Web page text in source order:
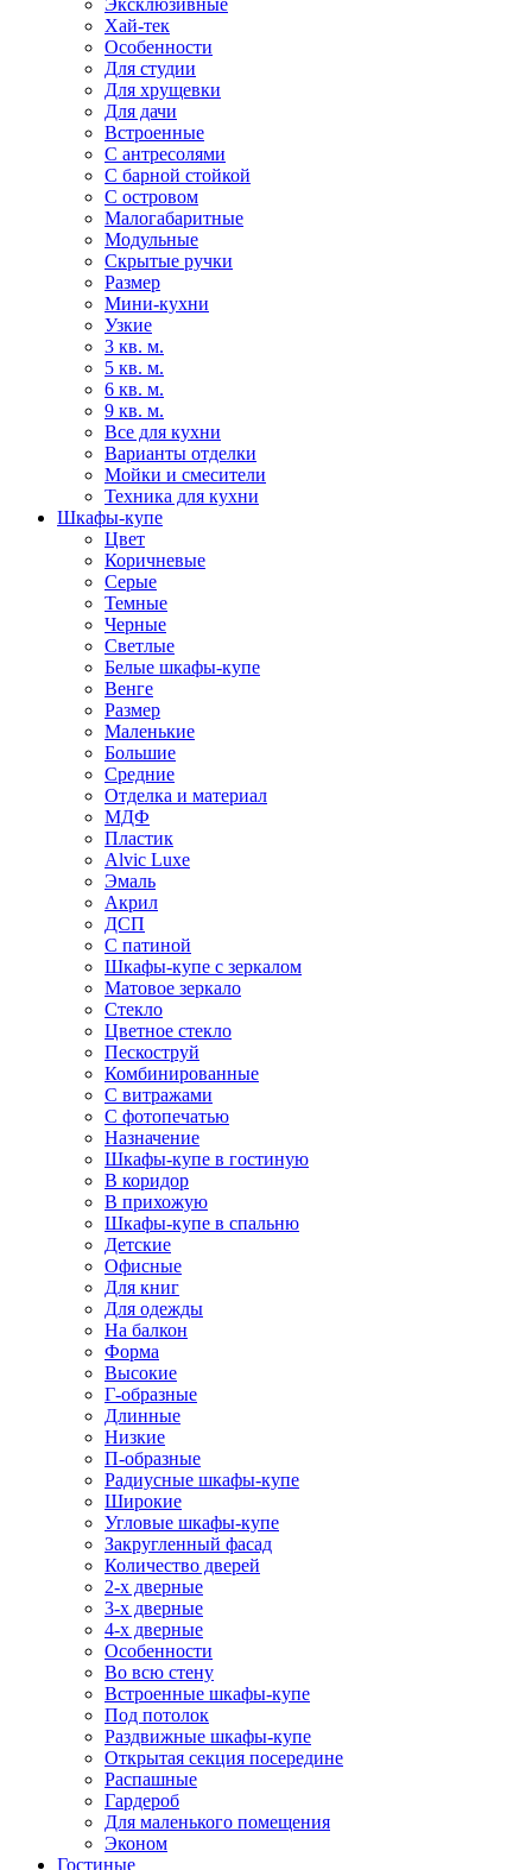
Эксклюзивные
Хай-тек
Особенности
Для студии
Для хрущевки
Для дачи
Встроенные
С антресолями
С барной стойкой
С островом
Малогабаритные
Модульные
Скрытые ручки
Размер
Мини-кухни
Узкие
3 кв. м.
5 кв. м.
6 кв. м.
9 кв. м.
Все для кухни
Варианты отделки
Мойки и смесители
Техника для кухни
Шкафы-купе
Цвет
Коричневые
Серые
Темные
Черные
Светлые
Белые шкафы-купе
Венге
Размер
Маленькие
Большие
Средние
Отделка и материал
МДФ
Пластик
Alvic Luxe
Эмаль
Акрил
ДСП
С патиной
Шкафы-купе с зеркалом
Матовое зеркало
Стекло
Цветное стекло
Пескоструй
Комбинированные
С витражами
С фотопечатью
Назначение
Шкафы-купе в гостиную
В коридор
В прихожую
Шкафы-купе в спальню
Детские
Офисные
Для книг
Для одежды
На балкон
Форма
Высокие
Г-образные
Длинные
Низкие
П-образные
Радиусные шкафы-купе
Широкие
Угловые шкафы-купе
Закругленный фасад
Количество дверей
2-х дверные
3-х дверные
4-х дверные
Особенности
Во всю стену
Встроенные шкафы-купе
Под потолок
Раздвижные шкафы-купе
Открытая секция посередине
Распашные
Гардероб
Для маленького помещения
Эконом
Гостиные